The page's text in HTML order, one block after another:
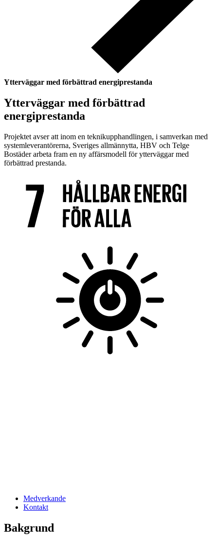
Ytterväggar med förbättrad energiprestanda
Ytterväggar med förbättrad
energiprestanda
Projektet avser att inom en teknikupphandlingen, i samverkan med
systemleverantörerna, Sveriges allmännytta, HBV och Telge
Bostäder arbeta fram en ny affärsmodell för ytterväggar med
förbättrad prestanda.
Medverkande
Kontakt
Bakgrund